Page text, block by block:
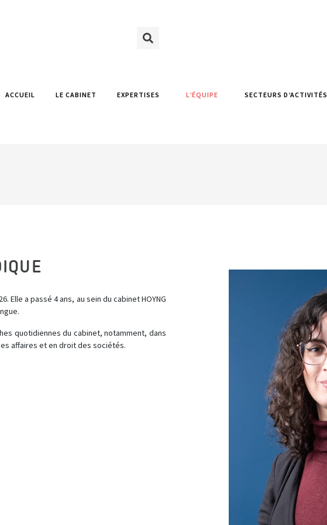
ACCUEIL LE CABINET EXPERTISES L’ÉQUIPE SECTEURS D’ACTIVITÉS
Elle a passé 4 ans, au sein du cabinet HOYNG
quotidiennes du cabinet, notamment, dans
affaires et en droit des sociétés.